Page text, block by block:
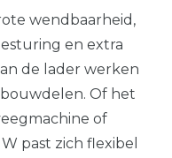
wendbaarheid,
en extra
de lader werken
Of het
of
past zich flexibel